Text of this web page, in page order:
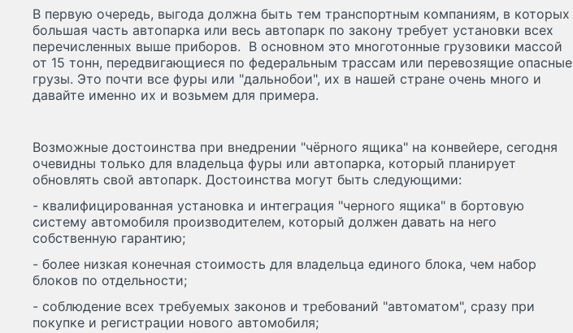
В первую очередь, выгода должна быть тем транспортным компаниям, в которых
большая часть автопарка или весь автопарк по закону требует установки всех
перечисленных выше приборов. В основном это многотонные грузовики массой
от 15 тонн, передвигающиеся по федеральным трассам или перевозящие опасные
грузы. Это почти все фуры или "дальнобои", их в нашей стране очень много и
давайте именно их и возьмем для примера.
Возможные достоинства при внедрении "чёрного ящика" на конвейере, сегодня
очевидны только для владельца фуры или автопарка, который планирует
обновлять свой автопарк. Достоинства могут быть следующими:
- квалифицированная установка и интеграция "черного ящика" в бортовую
систему автомобиля производителем, который должен давать на него
собственную гарантию;
- более низкая конечная стоимость для владельца единого блока, чем набор
блоков по отдельности;
- соблюдение всех требуемых законов и требований "автоматом", сразу при
покупке и регистрации нового автомобиля;